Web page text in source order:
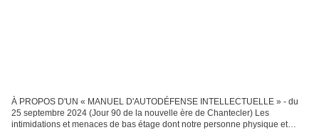
À PROPOS D'UN « MANUEL D'AUTODÉFENSE INTELLECTUELLE » - du
25 septembre 2024 (Jour 90 de la nouvelle ère de Chantecler) Les
intimidations et menaces de bas étage dont notre personne physique et